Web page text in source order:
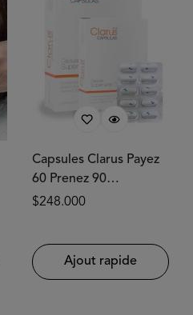
Capsules Clarus Payez
60 Prenez 90
BIOHEALTHY®
Prix
habituel
$248.000
Ajout rapide